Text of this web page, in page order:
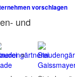
vorschlagen
und